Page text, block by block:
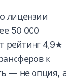
лицензии
50 000
рейтинг 4,9★
к
— не опция, а